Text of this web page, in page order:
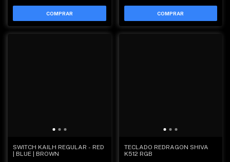
COMPRAR COMPRAR
SWITCH KAILH REGULAR - RED
| BLUE | BROWN
TECLADO REDRAGON SHIVA
K512 RGB